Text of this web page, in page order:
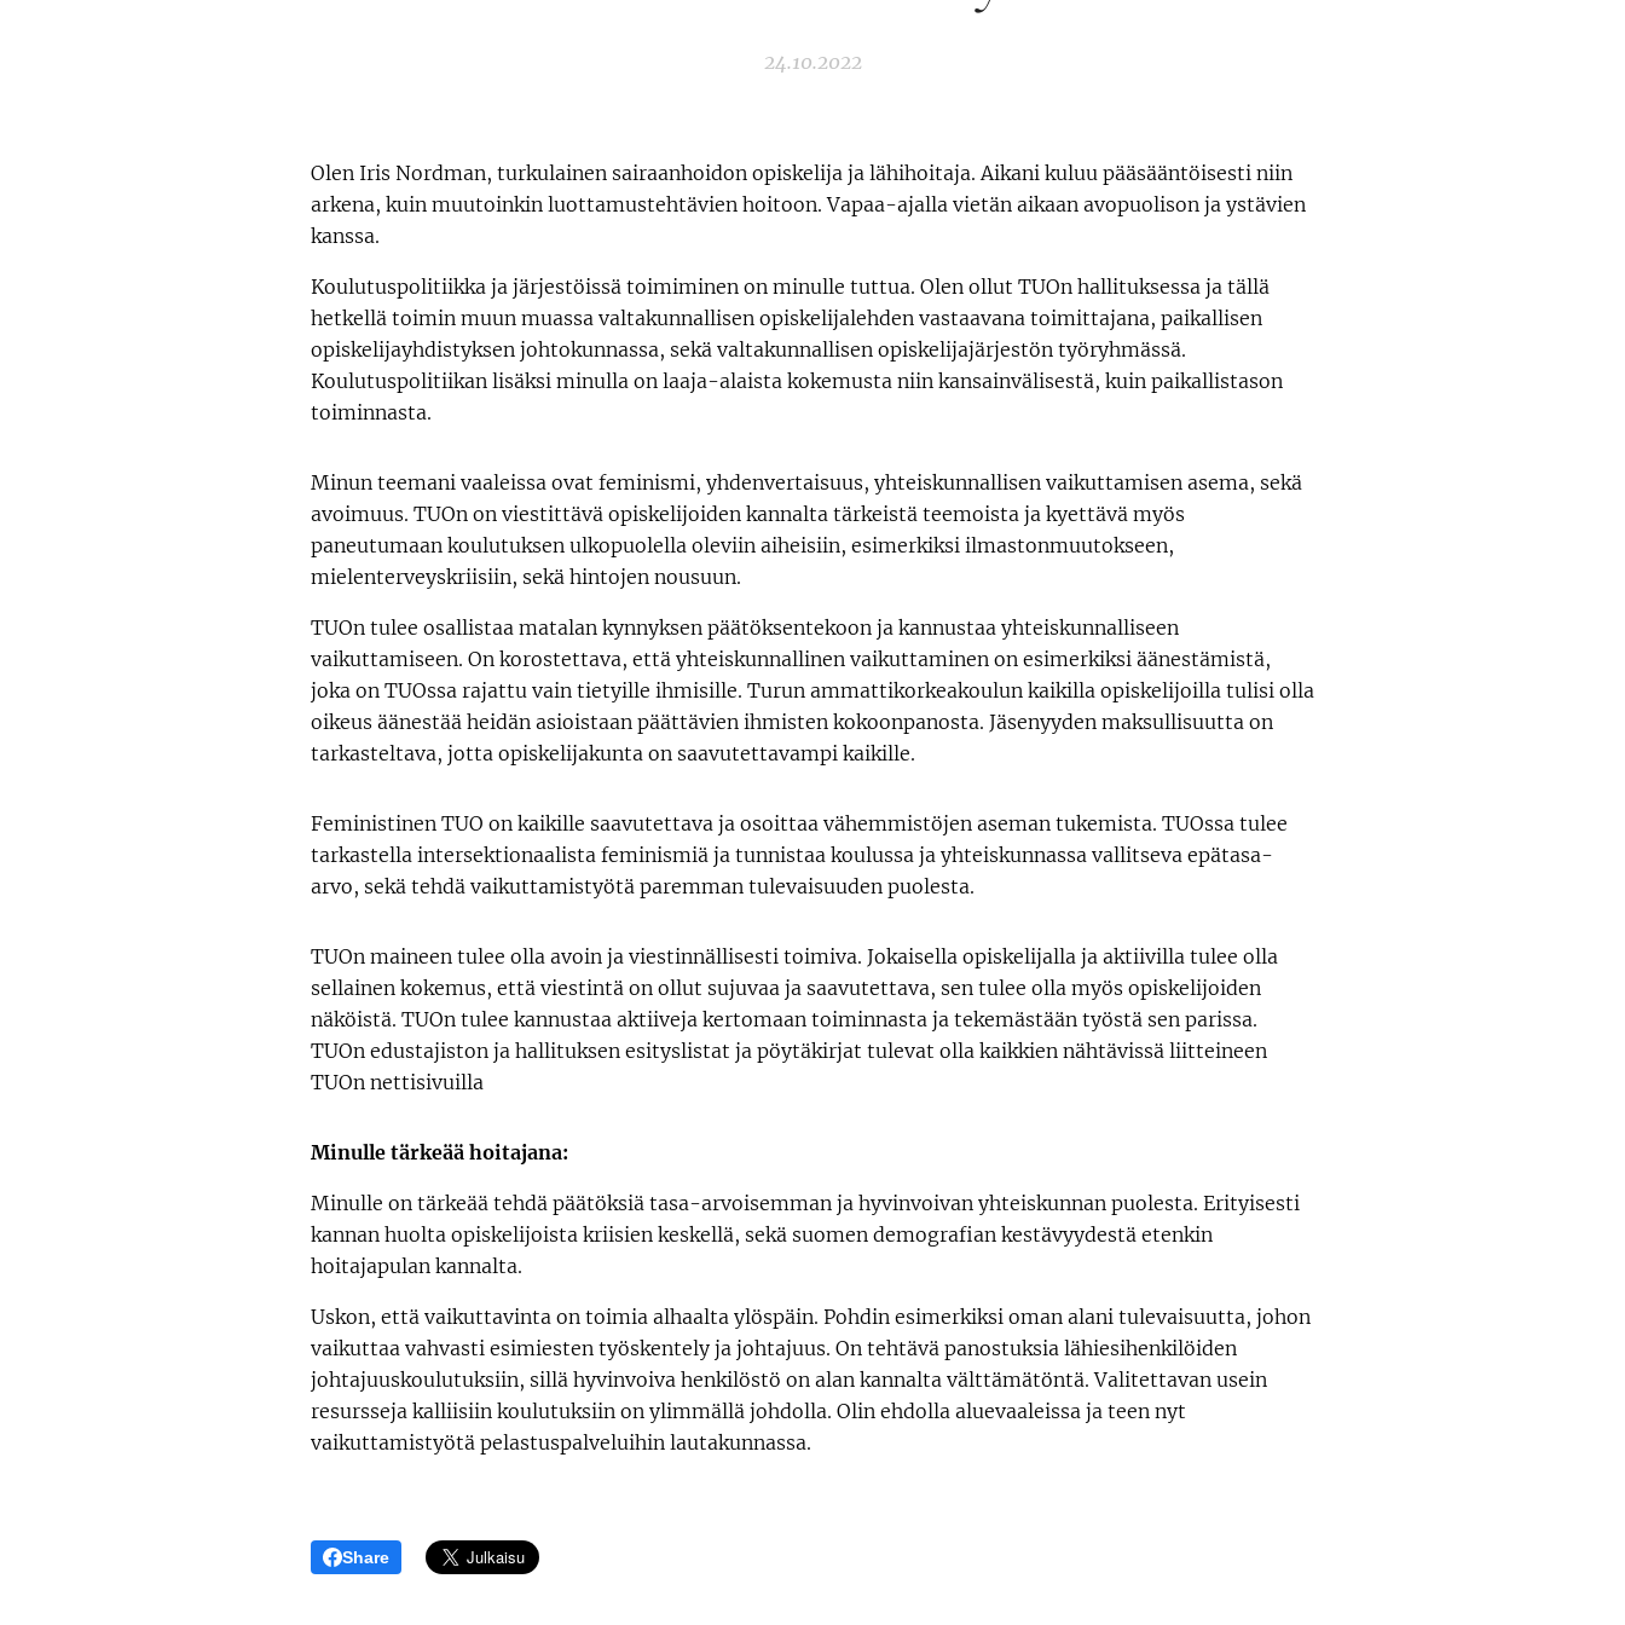
24.10.2022
Olen Iris Nordman, turkulainen sairaanhoidon opiskelija ja lähihoitaja. Aikani kuluu pääsääntöisesti niin
arkena, kuin muutoinkin luottamustehtävien hoitoon. Vapaa-ajalla vietän aikaan avopuolison ja ystävien
kanssa.
Koulutuspolitiikka ja järjestöissä toimiminen on minulle tuttua. Olen ollut TUOn hallituksessa ja tällä
hetkellä toimin muun muassa valtakunnallisen opiskelijalehden vastaavana toimittajana, paikallisen
opiskelijayhdistyksen johtokunnassa, sekä valtakunnallisen opiskelijajärjestön työryhmässä.
Koulutuspolitiikan lisäksi minulla on laaja-alaista kokemusta niin kansainvälisestä, kuin paikallistason
toiminnasta.
Minun teemani vaaleissa ovat feminismi, yhdenvertaisuus, yhteiskunnallisen vaikuttamisen asema, sekä
avoimuus. TUOn on viestittävä opiskelijoiden kannalta tärkeistä teemoista ja kyettävä myös
paneutumaan koulutuksen ulkopuolella oleviin aiheisiin, esimerkiksi ilmastonmuutokseen,
mielenterveyskriisiin, sekä hintojen nousuun.
TUOn tulee osallistaa matalan kynnyksen päätöksentekoon ja kannustaa yhteiskunnalliseen
vaikuttamiseen. On korostettava, että yhteiskunnallinen vaikuttaminen on esimerkiksi äänestämistä,
joka on TUOssa rajattu vain tietyille ihmisille. Turun ammattikorkeakoulun kaikilla opiskelijoilla tulisi olla
oikeus äänestää heidän asioistaan päättävien ihmisten kokoonpanosta. Jäsenyyden maksullisuutta on
tarkasteltava, jotta opiskelijakunta on saavutettavampi kaikille.
Feministinen TUO on kaikille saavutettava ja osoittaa vähemmistöjen aseman tukemista. TUOssa tulee
tarkastella intersektionaalista feminismiä ja tunnistaa koulussa ja yhteiskunnassa vallitseva epätasa-
arvo, sekä tehdä vaikuttamistyötä paremman tulevaisuuden puolesta.
TUOn maineen tulee olla avoin ja viestinnällisesti toimiva. Jokaisella opiskelijalla ja aktiivilla tulee olla
sellainen kokemus, että viestintä on ollut sujuvaa ja saavutettava, sen tulee olla myös opiskelijoiden
näköistä. TUOn tulee kannustaa aktiiveja kertomaan toiminnasta ja tekemästään työstä sen parissa.
TUOn edustajiston ja hallituksen esityslistat ja pöytäkirjat tulevat olla kaikkien nähtävissä liitteineen
TUOn nettisivuilla
Minulle tärkeää hoitajana:
Minulle on tärkeää tehdä päätöksiä tasa-arvoisemman ja hyvinvoivan yhteiskunnan puolesta. Erityisesti
kannan huolta opiskelijoista kriisien keskellä, sekä suomen demografian kestävyydestä etenkin
hoitajapulan kannalta.
Uskon, että vaikuttavinta on toimia alhaalta ylöspäin. Pohdin esimerkiksi oman alani tulevaisuutta, johon
vaikuttaa vahvasti esimiesten työskentely ja johtajuus. On tehtävä panostuksia lähiesihenkilöiden
johtajuuskoulutuksiin, sillä hyvinvoiva henkilöstö on alan kannalta välttämätöntä. Valitettavan usein
resursseja kalliisiin koulutuksiin on ylimmällä johdolla. Olin ehdolla aluevaaleissa ja teen nyt
vaikuttamistyötä pelastuspalveluihin lautakunnassa.
Share